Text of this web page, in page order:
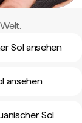
Sol ansehen
ansehen
Sol